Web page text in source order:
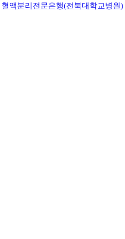
혈액분리전문은행(전북대학교병원)